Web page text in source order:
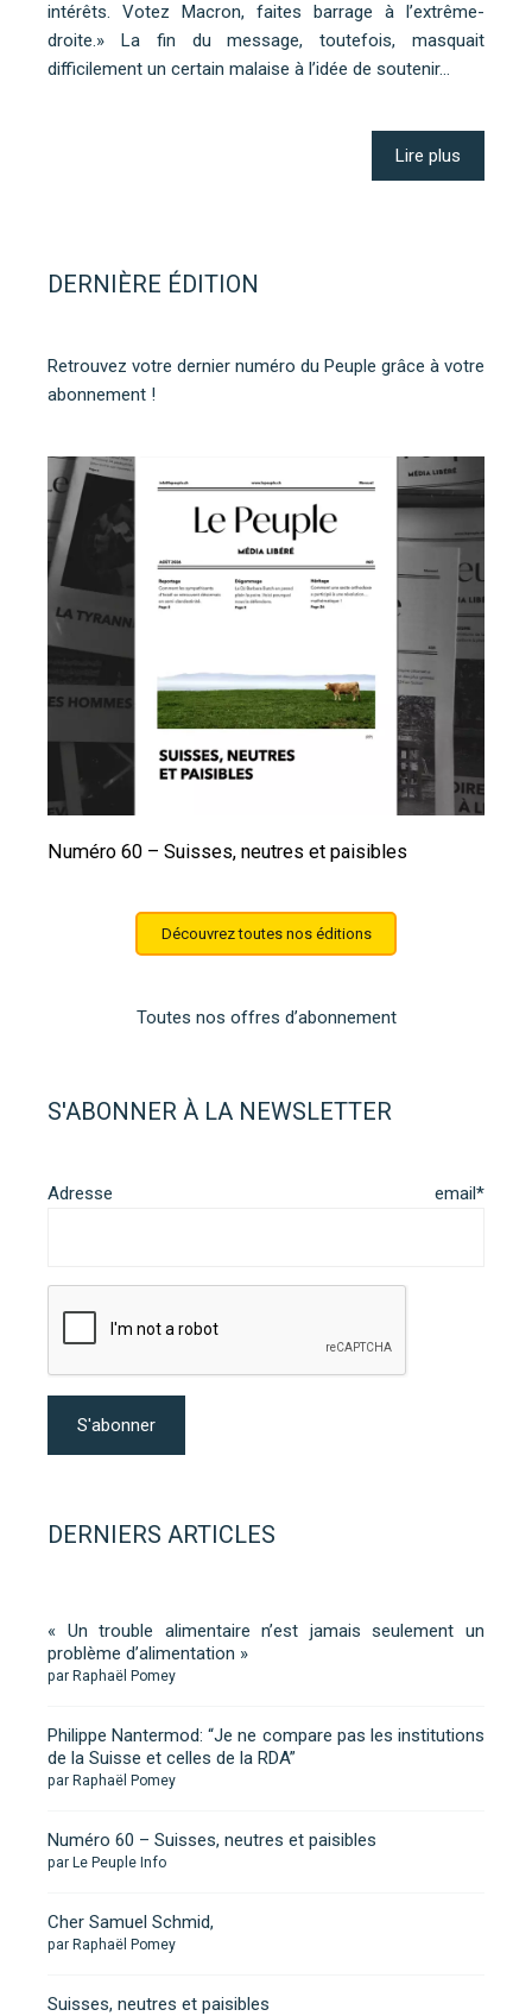
intérêts. Votez Macron, faites barrage à l’extrême-
droite.» La fin du message, toutefois, masquait
difficilement un certain malaise à l’idée de soutenir…
Lire plus
DERNIÈRE ÉDITION
Retrouvez votre dernier numéro du Peuple grâce à votre
abonnement !
Numéro 60 – Suisses, neutres et paisibles
Découvrez toutes nos éditions
Toutes nos offres d’abonnement
S'ABONNER À LA NEWSLETTER
Adresse email*
DERNIERS ARTICLES
« Un trouble alimentaire n’est jamais seulement un
problème d’alimentation »
par Raphaël Pomey
Philippe Nantermod: “Je ne compare pas les institutions
de la Suisse et celles de la RDA”
par Raphaël Pomey
Numéro 60 – Suisses, neutres et paisibles
par Le Peuple Info
Cher Samuel Schmid,
par Raphaël Pomey
Suisses, neutres et paisibles